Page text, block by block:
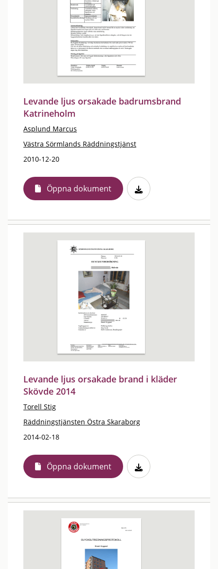
Levande ljus orsakade badrumsbrand
Katrineholm
Asplund Marcus
Västra Sörmlands Räddningstjänst
2010-12-20
Öppna dokument
Levande ljus orsakade brand i kläder
Skövde 2014
Torell Stig
Räddningstjänsten Östra Skaraborg
2014-02-18
Öppna dokument